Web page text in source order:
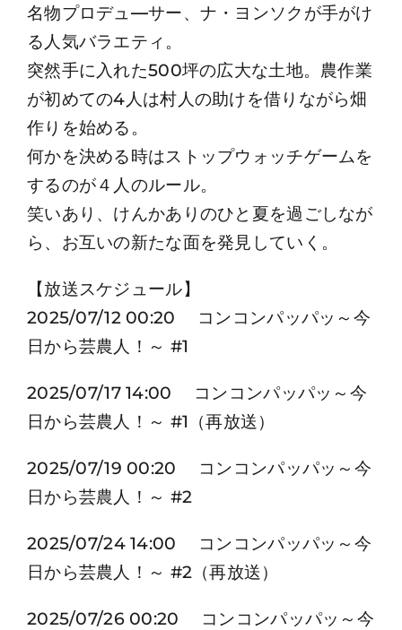
名物プロデュ―サー、ナ・ヨンソクが手がけ
る人気バラエティ。
突然手に入れた500坪の広大な土地。農作業
が初めての4人は村人の助けを借りながら畑
作りを始める。
何かを決める時はストップウォッチゲームを
するのが４人のルール。
笑いあり、けんかありのひと夏を過ごしなが
ら、お互いの新たな面を発見していく。
【放送スケジュール】
2025/07/12 00:20 コンコンパッパッ～今
日から芸農人！～ #1
2025/07/17 14:00 コンコンパッパッ～今
日から芸農人！～ #1（再放送）
2025/07/19 00:20 コンコンパッパッ～今
日から芸農人！～ #2
2025/07/24 14:00 コンコンパッパッ～今
日から芸農人！～ #2（再放送）
2025/07/26 00:20 コンコンパッパッ～今